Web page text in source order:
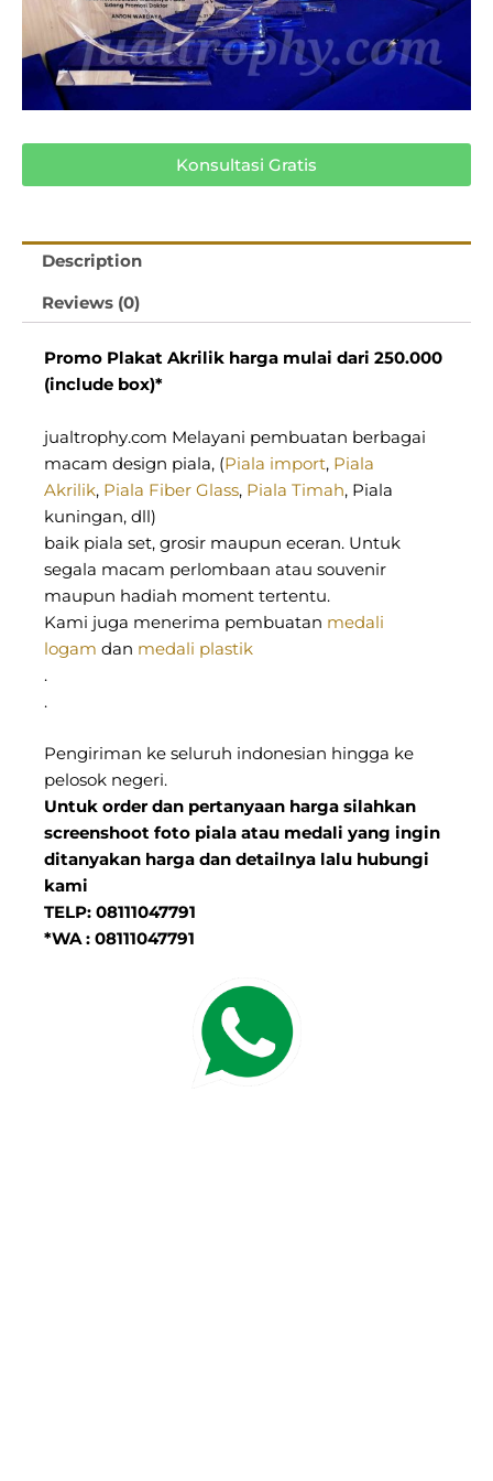
Konsultasi Gratis
Description
Reviews (0)
Promo Plakat Akrilik harga mulai dari 250.000
(include box)*
jualtrophy.com Melayani pembuatan berbagai
macam design piala, (Piala import, Piala
Akrilik, Piala Fiber Glass, Piala Timah, Piala
kuningan, dll)
baik piala set, grosir maupun eceran. Untuk
segala macam perlombaan atau souvenir
maupun hadiah moment tertentu.
Kami juga menerima pembuatan medali
logam dan medali plastik
.
.
Pengiriman ke seluruh indonesian hingga ke
pelosok negeri.
Untuk order dan pertanyaan harga silahkan
screenshoot foto piala atau medali yang ingin
ditanyakan harga dan detailnya lalu hubungi
kami
TELP: 08111047791
*WA : 08111047791